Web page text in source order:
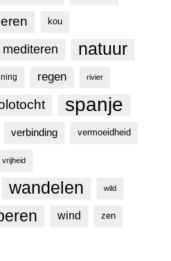
kou
mediteren natuur
regen rivier
spanje
verbinding vermoeidheid
vrijheid
wandelen wild
wind zen